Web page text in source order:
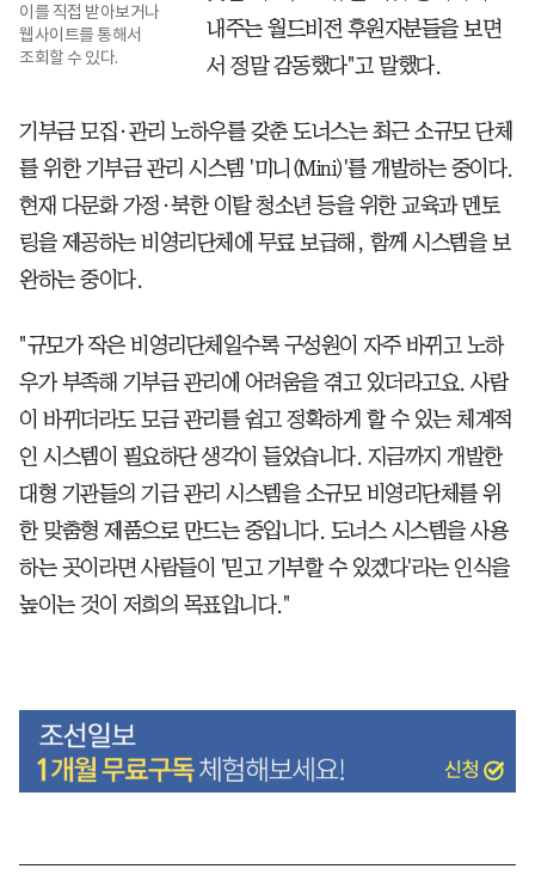
이를 직접 받아보거나
웹사이트를 통해서
조회할 수 있다.
내주는 월드비전 후원자분들을 보면
서 정말 감동했다"고 말했다.
기부금 모집·관리 노하우를 갖춘 도너스는 최근 소규모 단체
를 위한 기부금 관리 시스템 '미니(Mini)'를 개발하는 중이다.
현재 다문화 가정·북한 이탈 청소년 등을 위한 교육과 멘토
링을 제공하는 비영리단체에 무료 보급해, 함께 시스템을 보
완하는 중이다.
"규모가 작은 비영리단체일수록 구성원이 자주 바뀌고 노하
우가 부족해 기부금 관리에 어려움을 겪고 있더라고요. 사람
이 바뀌더라도 모금 관리를 쉽고 정확하게 할 수 있는 체계적
인 시스템이 필요하단 생각이 들었습니다. 지금까지 개발한
대형 기관들의 기금 관리 시스템을 소규모 비영리단체를 위
한 맞춤형 제품으로 만드는 중입니다. 도너스 시스템을 사용
하는 곳이라면 사람들이 '믿고 기부할 수 있겠다'라는 인식을
높이는 것이 저희의 목표입니다."